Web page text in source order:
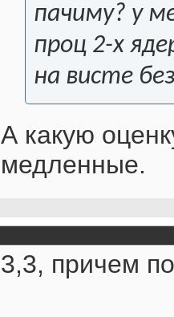
пачиму? у
проц 2-х
на висте
А какую
медленные.
3,3, причем